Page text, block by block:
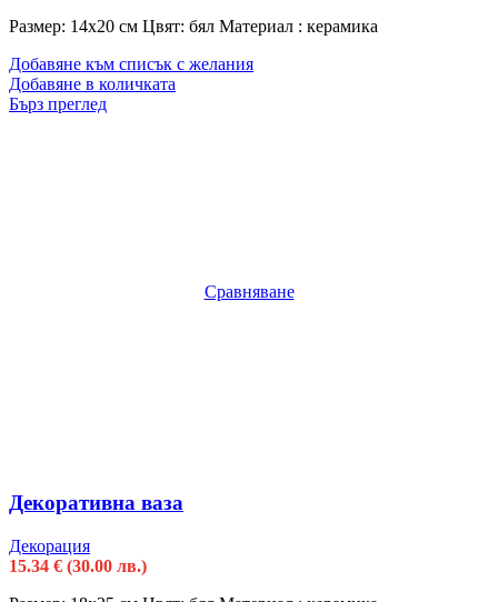
Размер: 14х20 см Цвят: бял Материал : керамика
Добавяне към списък с желания
Добавяне в количката
Бърз преглед
Сравняване
Декоративна ваза
Декорация
15.34 € (30.00 лв.)